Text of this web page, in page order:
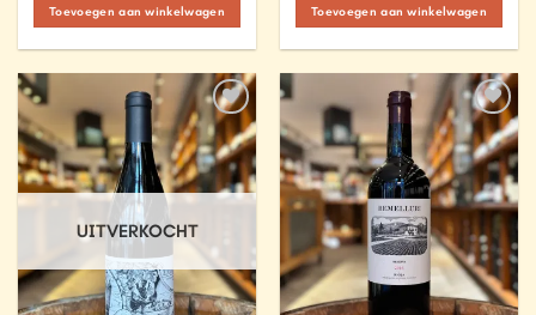
Toevoegen aan winkelwagen Toevoegen aan winkelwagen
Add to
Wishlist
UITVERKOCHT
Add to
Wishlist